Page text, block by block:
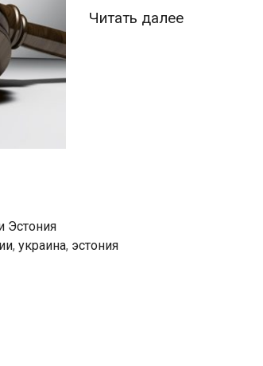
Читать далееУкраина
Эстония
, украина, эстония